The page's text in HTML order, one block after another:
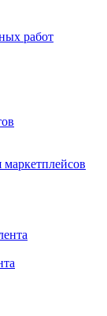
работ